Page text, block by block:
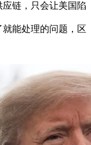
链，只会让美国陷
能处理的问题，区